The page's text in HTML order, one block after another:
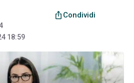
18:59
ios_share Condividi